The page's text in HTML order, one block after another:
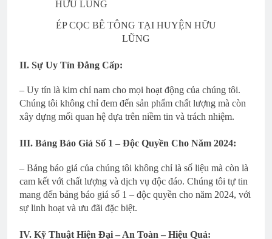
ÉP CỌC BÊ TÔNG TẠI HUYỆN HỮU
LŨNG
II. Sự Uy Tín Đẳng Cấp:
– Uy tín là kim chỉ nam cho mọi hoạt động của chúng tôi.
Chúng tôi không chỉ đem đến sản phẩm chất lượng mà còn
xây dựng mối quan hệ dựa trên niềm tin và trách nhiệm.
III. Bảng Báo Giá Số 1 – Độc Quyền Cho Năm 2024:
– Bảng báo giá của chúng tôi không chỉ là số liệu mà còn là
cam kết với chất lượng và dịch vụ độc đáo. Chúng tôi tự tin
mang đến bảng báo giá số 1 – độc quyền cho năm 2024, với
sự linh hoạt và ưu đãi đặc biệt.
IV. Kỹ Thuật Hiện Đại – An Toàn – Hiệu Quả: